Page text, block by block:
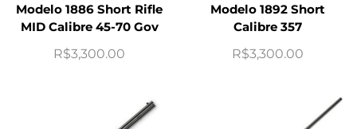
Modelo 1886 Short Rifle
MID Calibre 45-70 Gov
R$3,300.00
Modelo 1892 Short
Calibre 357
R$3,300.00